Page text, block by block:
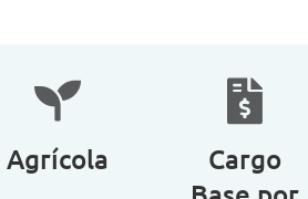
Agrícola
Cargo